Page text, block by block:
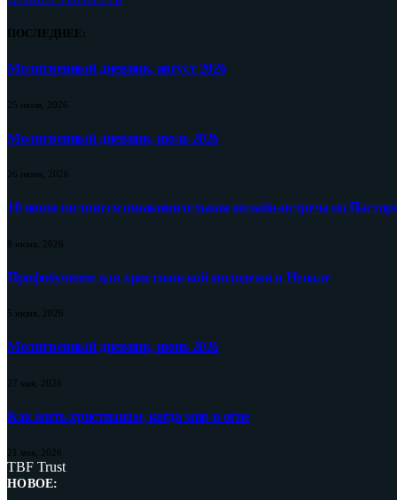
ПОСЛЕДНЕЕ:
Молитвенный дневник, август 2026
25 июля, 2026
Молитвенный дневник, июль 2026
26 июня, 2026
10 июня состоится ознакомительная онлайн-встреча по
8 июня, 2026
Профобучение для христианской молодежи в Непале
5 июня, 2026
Молитвенный дневник, июнь 2026
27 мая, 2026
Как жить христианам, когда мир в огне
21 мая, 2026
TBF Trust
НОВОЕ: